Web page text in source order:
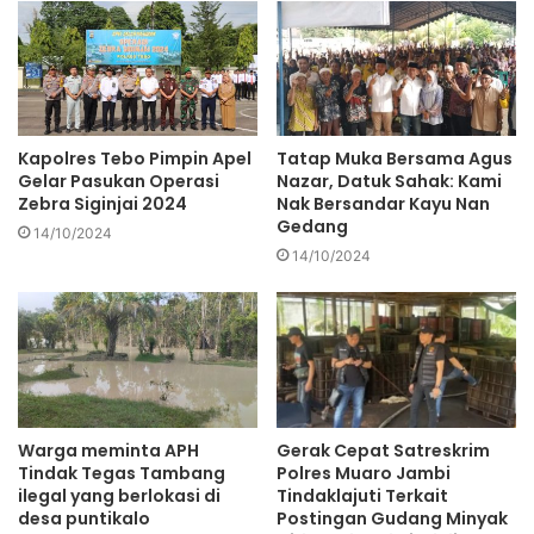
Presiden meminta Menkomminfo Johnny G Plate untuk
memastikan agar Palapa Ring tidak hanya berhenti sebagai
“backbone saja”.
“Tapi harus tersambung ke rumah tangga agar investasi
besar di palapa ring segera bisa dimanfaatkan seluruh
rakyat kita dan sangat dibutuhkan dalam masa pandemi
seperti sekarang ini,” ungkap Presiden.
Palapa Ring merupakan proyek infrastruktur
telekomunikasi berupa pembangunan serat optik di
seluruh Indonesia sepanjang 12.148 kilometer yang
menghubungkan 90 kabupaten/kota di seluruh Indonesia,
dengan 57 kabupaten/kota layanan dan 33 kabupaten/kota
interkoneksi.
Kapolres Tebo Pimpin Apel
Gelar Pasukan Operasi
Zebra Siginjai 2024
14/10/2024
Tatap Muka Bersama Agus
Nazar, Datuk Sahak: Kami
Nak Bersandar Kayu Nan
Gedang
14/10/2024
Warga meminta APH
Tindak Tegas Tambang
ilegal yang berlokasi di
desa puntikalo
Gerak Cepat Satreskrim
Polres Muaro Jambi
Tindaklajuti Terkait
Postingan Gudang Minyak